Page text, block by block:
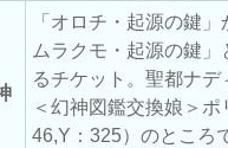
「オロチ・起源の鍵」
ムラクモ・起源の鍵」
るチケット。聖都ナデ
＜幻神図鑑交換娘＞ポ
46,Y：325）のところ